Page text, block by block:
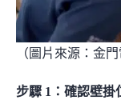
（圖片來源： 金
步驟 1 ： 確認壁掛